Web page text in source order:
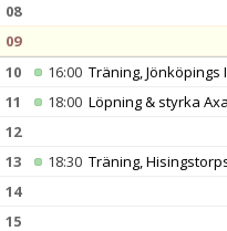
08
09
10 16:00 Träning, Jönköpings
11
18:00 Löpning & styrka
12
13
18:30 Träning,
14
15